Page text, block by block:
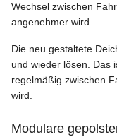
Wechsel zwischen
angenehmer wird.
Die neu gestaltete
und wieder lösen. Das
regelmäßig zwischen
wird.
Modulare